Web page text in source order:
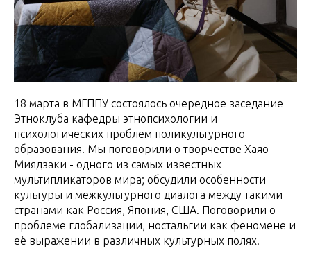
18 марта в МГППУ состоялось очередное заседание
Этноклуба кафедры этнопсихологии и
психологических проблем поликультурного
образования. Мы поговорили о творчестве Хаяо
Миядзаки - одного из самых известных
мультипликаторов мира; обсудили особенности
культуры и межкультурного диалога между такими
странами как Россия, Япония, США. Поговорили о
проблеме глобализации, ностальгии как феномене и
её выражении в различных культурных полях.